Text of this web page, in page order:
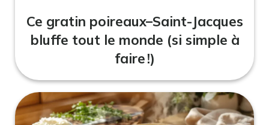
Ce gratin poireaux–Saint-Jacques
bluffe tout le monde (si simple à
faire !)